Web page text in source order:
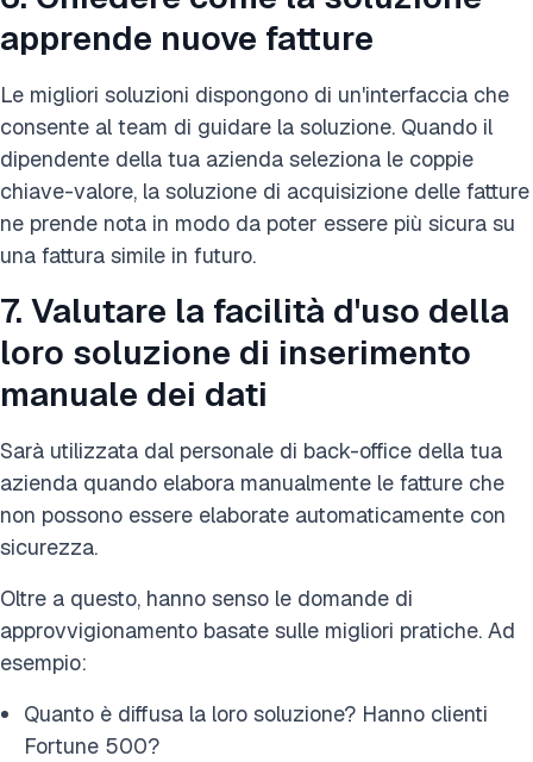
apprende nuove fatture
Le migliori soluzioni dispongono di un'interfaccia che
consente al team di guidare la soluzione. Quando il
dipendente della tua azienda seleziona le coppie
chiave-valore, la soluzione di acquisizione delle fatture
ne prende nota in modo da poter essere più sicura su
una fattura simile in futuro.
7. Valutare la facilità d'uso della
loro soluzione di inserimento
manuale dei dati
Sarà utilizzata dal personale di back-office della tua
azienda quando elabora manualmente le fatture che
non possono essere elaborate automaticamente con
sicurezza.
Oltre a questo, hanno senso le domande di
approvvigionamento basate sulle migliori pratiche. Ad
esempio:
Quanto è diffusa la loro soluzione? Hanno clienti
Fortune 500?